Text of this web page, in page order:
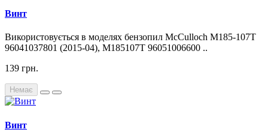
Винт
Використовується в моделях бензопил McCulloch M185-107T
96041037801 (2015-04), M185107T 96051006600 ..
139 грн.
Немає
Винт